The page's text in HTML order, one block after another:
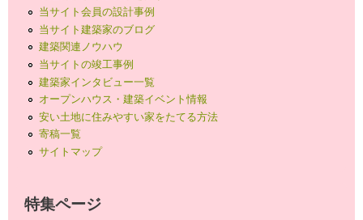
当サイト会員の設計事例
当サイト建築家のブログ
建築関連ノウハウ
当サイトの竣工事例
建築家インタビュー一覧
オープンハウス・建築イベント情報
安い土地に住みやすい家をたてる方法
寄稿一覧
サイトマップ
特集ページ